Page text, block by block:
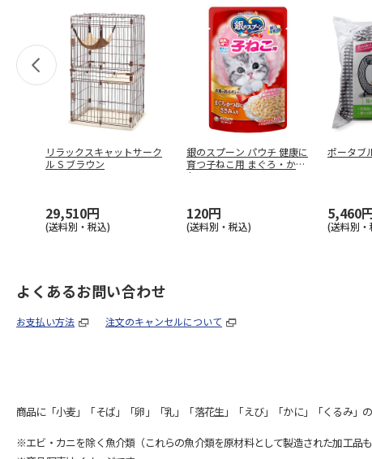
リラックスキャットサーク
ル S ブラウン
29,510円
(送料別・税込)
銀のスプーン パウチ 健康に
育つ子ねこ用 まぐろ・かつ
おに
120円
(送料別・税込)
ポータブ
5,460
(送料別・
よくあるお問い合わせ
お支払い方法 注文のキャンセルについて
商品に「小麦」「そば」「卵」「乳」「落花生」「えび」「かに」「くるみ」
※エビ・カニを除く魚介類（これらの魚介類を原材料として製造された加工品